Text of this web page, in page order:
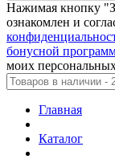
Нажимая кнопку
ознакомлен и
бонусной
моих
Главная
Каталог